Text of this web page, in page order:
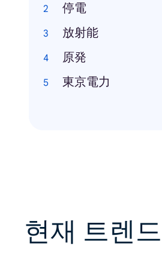
停電
放射能
原発
東京電力
현재 트렌